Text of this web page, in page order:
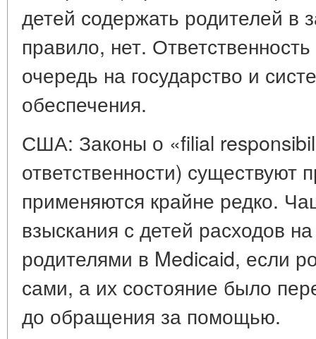
детей содержать родителей в
правило, нет.
очередь на государство и
обеспечения.
США: Законы о «filial
ответственности) существуют
применяются крайне редко.
взыскания с детей расходов
родителями в Medicaid, если
сами, а их состояние было
до обращения за помощью.